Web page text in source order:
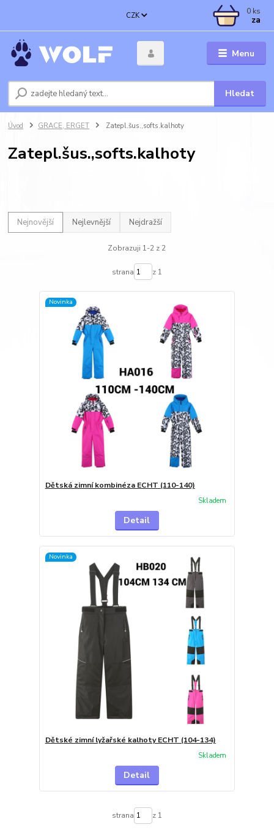
Menu
CZK
Hledat
0 ks
za
Úvod GRACE, ERGET Zatepl.šus.,softs.kalhoty
Zatepl.šus.,softs.kalhoty
Nejnovější Nejlevnější Nejdražší
Zobrazuji 1-2 z 2
strana z 1
Novinka
Dětská zimní kombinéza ECHT (110-140)
Skladem
Detail
Novinka
Dětské zimní lyžařské kalhoty ECHT (104-134)
Skladem
Detail
strana z 1